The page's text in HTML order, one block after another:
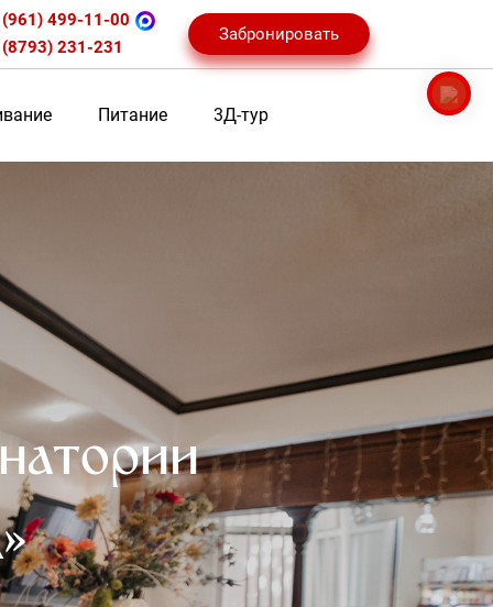
(961) 499-11-00
231-231
Забронировать
Питание 3Д-тур